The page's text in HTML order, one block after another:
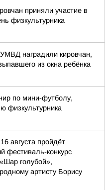
приняли участие в
физкультурника
наградили кировчан,
из окна ребёнка
по мини-футболу,
физкультурника
августа пройдёт
фестиваль-конкурс
голубой»,
артисту Борису